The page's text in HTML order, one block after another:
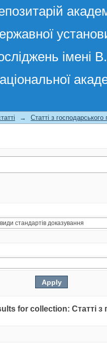
імені
→ Статті з господарського
for collection: Статті з